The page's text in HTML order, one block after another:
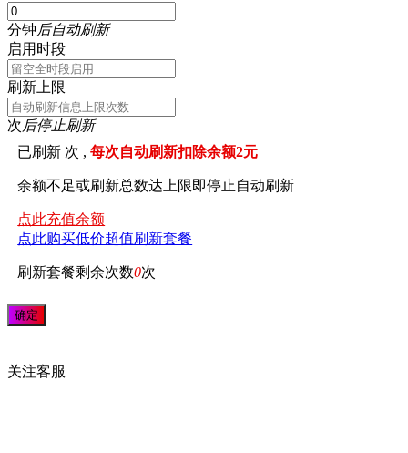
分钟后自动刷新
启用时段
刷新上限
次后停止刷新
已刷新 次 ,每次自动刷新扣除余额2元
余额不足或刷新总数达上限即停止自动刷新
点此充值余额
点此购买低价超值刷新套餐
刷新套餐剩余次数0次
关注客服